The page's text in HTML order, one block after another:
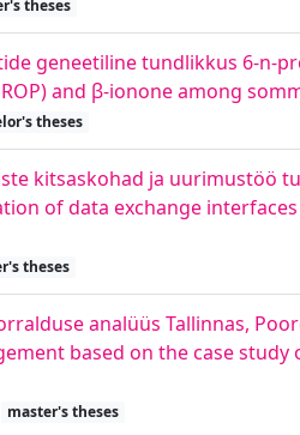
theses
geneetiline tundlikkus 6-n-
and β-ionone among
theses
kitsaskohad ja uurimustöö
of data exchange
theses
analüüs Tallinnas,
based on the case
master's theses